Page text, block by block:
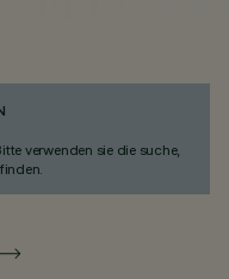
verwenden sie die suche,